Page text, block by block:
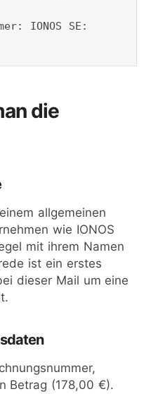
IONOS SE:
die
allgemeinen
wie IONOS
mit ihrem Namen
ist ein erstes
dieser Mail um eine
Betrag (178,00 €).